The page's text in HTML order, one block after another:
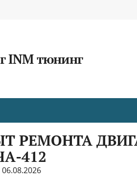
INM тюнинг
РЕМОНТА
412